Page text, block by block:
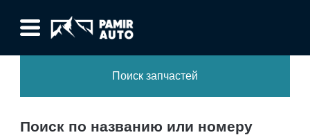
Поиск запчастей
Поиск по названию или номеру